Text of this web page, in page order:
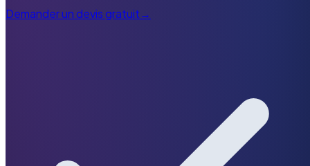
Demander un devis gratuit→